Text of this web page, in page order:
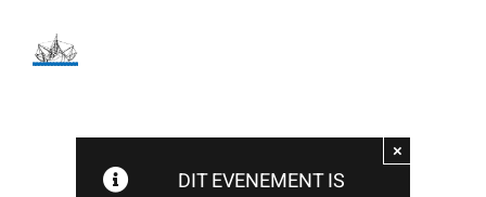
naar
DIT EVENEMENT IS
×